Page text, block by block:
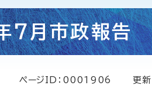
7月市政報告
ページID：0001906 更